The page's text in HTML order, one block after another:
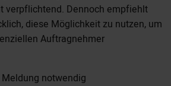
verpflichtend. Dennoch empfiehlt
diese Möglichkeit zu nutzen, um
Auftragnehmer
notwendig